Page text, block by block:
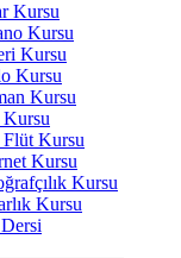
Kursu
Kursu
Kursu
Kursu
Kursu
Kursu
Kursu
Kursu
Kursu